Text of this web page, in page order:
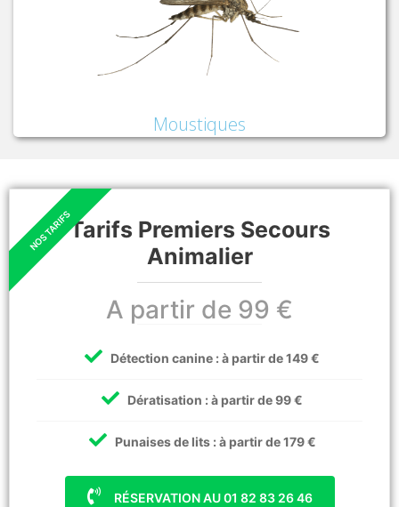
Moustiques
Tarifs Premiers Secours
Animalier
A partir de 99 €
Détection canine : à partir de 149 €
Dératisation : à partir de 99 €
Punaises de lits : à partir de 179 €
RÉSERVATION AU 01 82 83 26 46